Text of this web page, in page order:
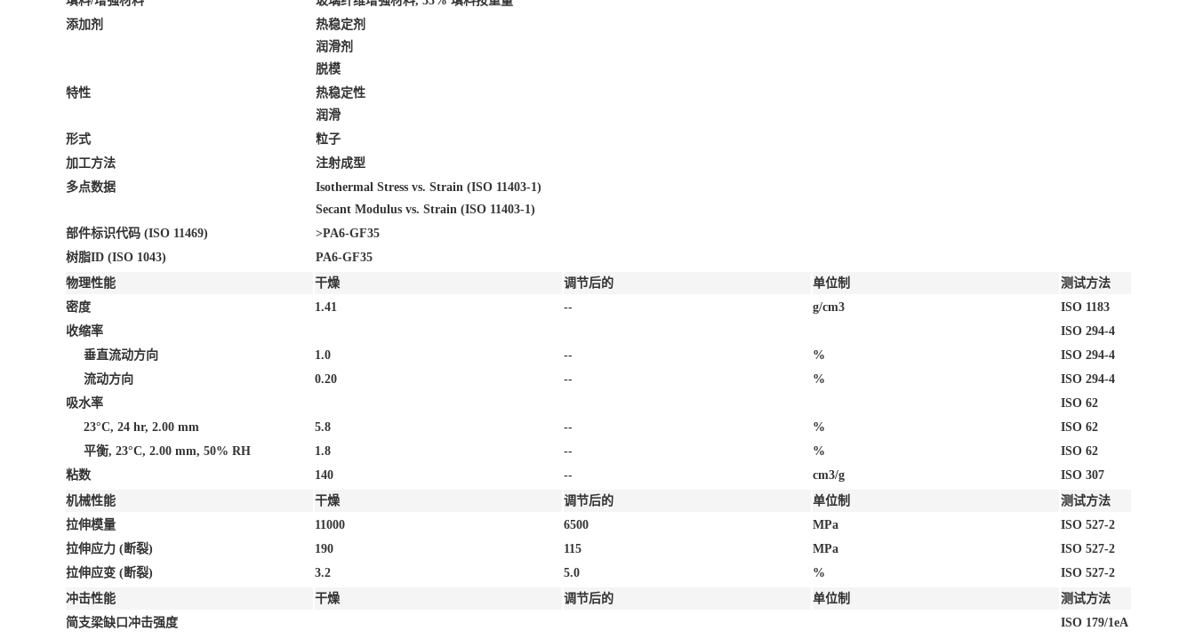
添加剂
热稳定剂
润滑剂
脱模
特性
热稳定性
润滑
形式
粒子
加工方法
注射成型
多点数据
Isothermal Stress vs. Strain (ISO 11403-1)
Secant Modulus vs. Strain (ISO 11403-1)
部件标识代码 (ISO 11469)
>PA6-GF35
树脂ID (ISO 1043)
PA6-GF35
物理性能
干燥 调节后的 单位制
测试方法
密度
1.41 -- g/cm3
ISO 1183
收缩率
ISO 294-4
垂直流动方向
1.0 -- %
ISO 294-4
流动方向
0.20 -- %
ISO 294-4
吸水率
ISO 62
23°C, 24 hr, 2.00 mm
5.8 -- %
ISO 62
平衡, 23°C, 2.00 mm, 50% RH
1.8 -- %
ISO 62
粘数
140 -- cm3/g
ISO 307
机械性能
干燥 调节后的 单位制
测试方法
拉伸模量
11000 6500 MPa
ISO 527-2
拉伸应力 (断裂) 190 115 MPa
ISO 527-2
拉伸应变 (断裂) 3.2 5.0 %
ISO 527-2
冲击性能
干燥 调节后的 单位制
测试方法
简支梁缺口冲击强度
ISO 179/1eA